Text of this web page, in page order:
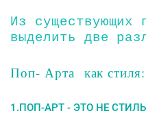
Из существующих
выделить две
Поп- Арта как стиля:
1.ПОП-АРТ - ЭТО НЕ